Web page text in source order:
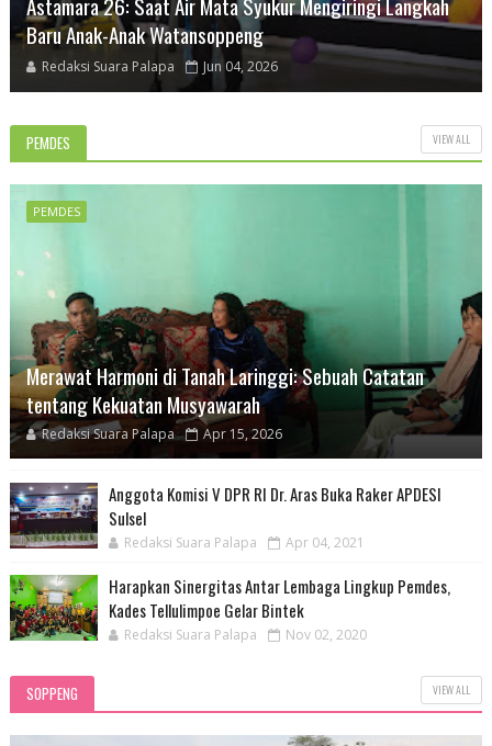
Baru Anak-Anak Watansoppeng
Redaksi Suara Palapa Jun 04, 2026
PEMDES VIEW ALL
PEMDES
Merawat Harmoni di Tanah Laringgi: Sebuah Catatan
tentang Kekuatan Musyawarah
Redaksi Suara Palapa Apr 15, 2026
Anggota Komisi V DPR RI Dr. Aras Buka Raker APDESI
Sulsel
Redaksi Suara Palapa Apr 04, 2021
Harapkan Sinergitas Antar Lembaga Lingkup Pemdes,
Kades Tellulimpoe Gelar Bintek
Redaksi Suara Palapa Nov 02, 2020
SOPPENG VIEW ALL